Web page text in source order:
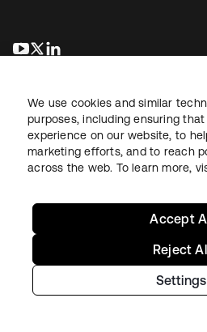
wird in einer neuen
wird in einer neuen
RechtDatenschutzrichtlinie
Copyright © 2026 Okta. Alle Rechte
We use cookies and similar
purposes, including ensuring
experience on our website, to
marketing efforts, and to reach
across the web. To learn more,
Settings
Reject
Accept